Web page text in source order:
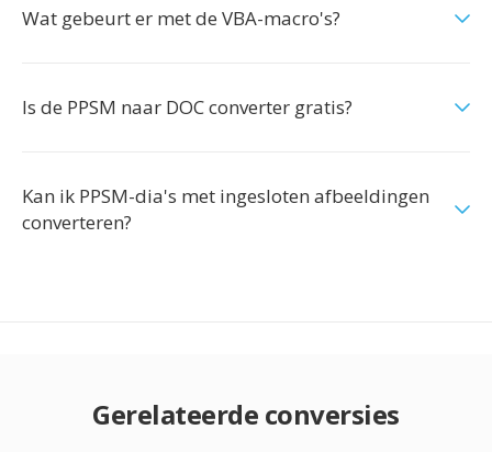
Wat gebeurt er met de VBA-macro's?
Is de PPSM naar DOC converter gratis?
Kan ik PPSM-dia's met ingesloten afbeeldingen
converteren?
Gerelateerde conversies